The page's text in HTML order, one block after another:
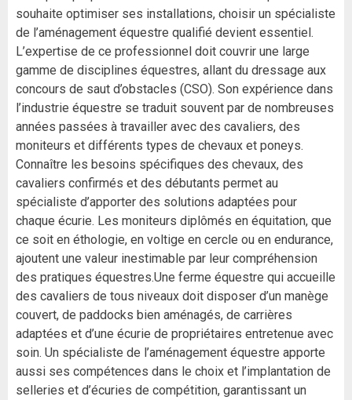
souhaite optimiser ses installations, choisir un spécialiste
de l’aménagement équestre qualifié devient essentiel.
L’expertise de ce professionnel doit couvrir une large
gamme de disciplines équestres, allant du dressage aux
concours de saut d’obstacles (CSO). Son expérience dans
l’industrie équestre se traduit souvent par de nombreuses
années passées à travailler avec des cavaliers, des
moniteurs et différents types de chevaux et poneys.
Connaître les besoins spécifiques des chevaux, des
cavaliers confirmés et des débutants permet au
spécialiste d’apporter des solutions adaptées pour
chaque écurie. Les moniteurs diplômés en équitation, que
ce soit en éthologie, en voltige en cercle ou en endurance,
ajoutent une valeur inestimable par leur compréhension
des pratiques équestres.Une ferme équestre qui accueille
des cavaliers de tous niveaux doit disposer d’un manège
couvert, de paddocks bien aménagés, de carrières
adaptées et d’une écurie de propriétaires entretenue avec
soin. Un spécialiste de l’aménagement équestre apporte
aussi ses compétences dans le choix et l’implantation de
selleries et d’écuries de compétition, garantissant un